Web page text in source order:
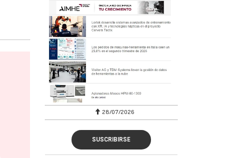
28/07/2026
SUSCRIBIRSE